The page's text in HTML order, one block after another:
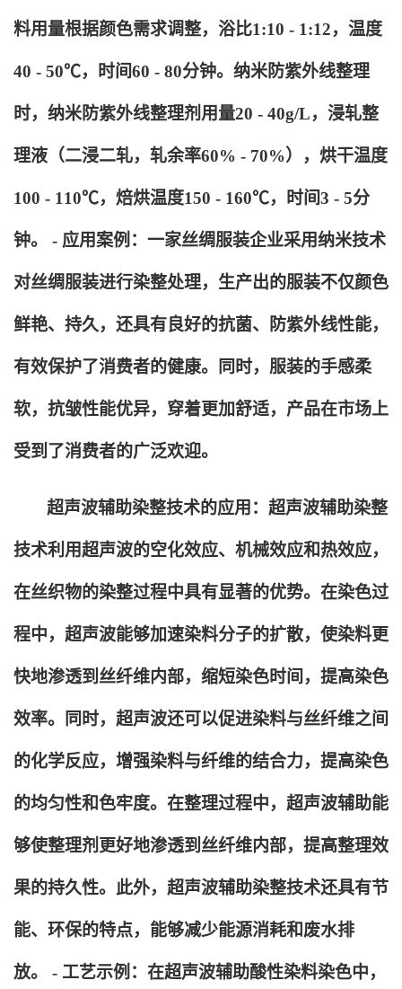
料用量根据颜色需求调整，浴比1:10 - 1:12，温度
40 - 50℃，时间60 - 80分钟。纳米防紫外线整理
时，纳米防紫外线整理剂用量20 - 40g/L，浸轧整
理液（二浸二轧，轧余率60% - 70%），烘干温度
100 - 110℃，焙烘温度150 - 160℃，时间3 - 5分
钟。 - 应用案例：一家丝绸服装企业采用纳米技术
对丝绸服装进行染整处理，生产出的服装不仅颜色
鲜艳、持久，还具有良好的抗菌、防紫外线性能，
有效保护了消费者的健康。同时，服装的手感柔
软，抗皱性能优异，穿着更加舒适，产品在市场上
受到了消费者的广泛欢迎。
超声波辅助染整技术的应用：超声波辅助染整
技术利用超声波的空化效应、机械效应和热效应，
在丝织物的染整过程中具有显著的优势。在染色过
程中，超声波能够加速染料分子的扩散，使染料更
快地渗透到丝纤维内部，缩短染色时间，提高染色
效率。同时，超声波还可以促进染料与丝纤维之间
的化学反应，增强染料与纤维的结合力，提高染色
的均匀性和色牢度。在整理过程中，超声波辅助能
够使整理剂更好地渗透到丝纤维内部，提高整理效
果的持久性。此外，超声波辅助染整技术还具有节
能、环保的特点，能够减少能源消耗和废水排
放。 - 工艺示例：在超声波辅助酸性染料染色中，